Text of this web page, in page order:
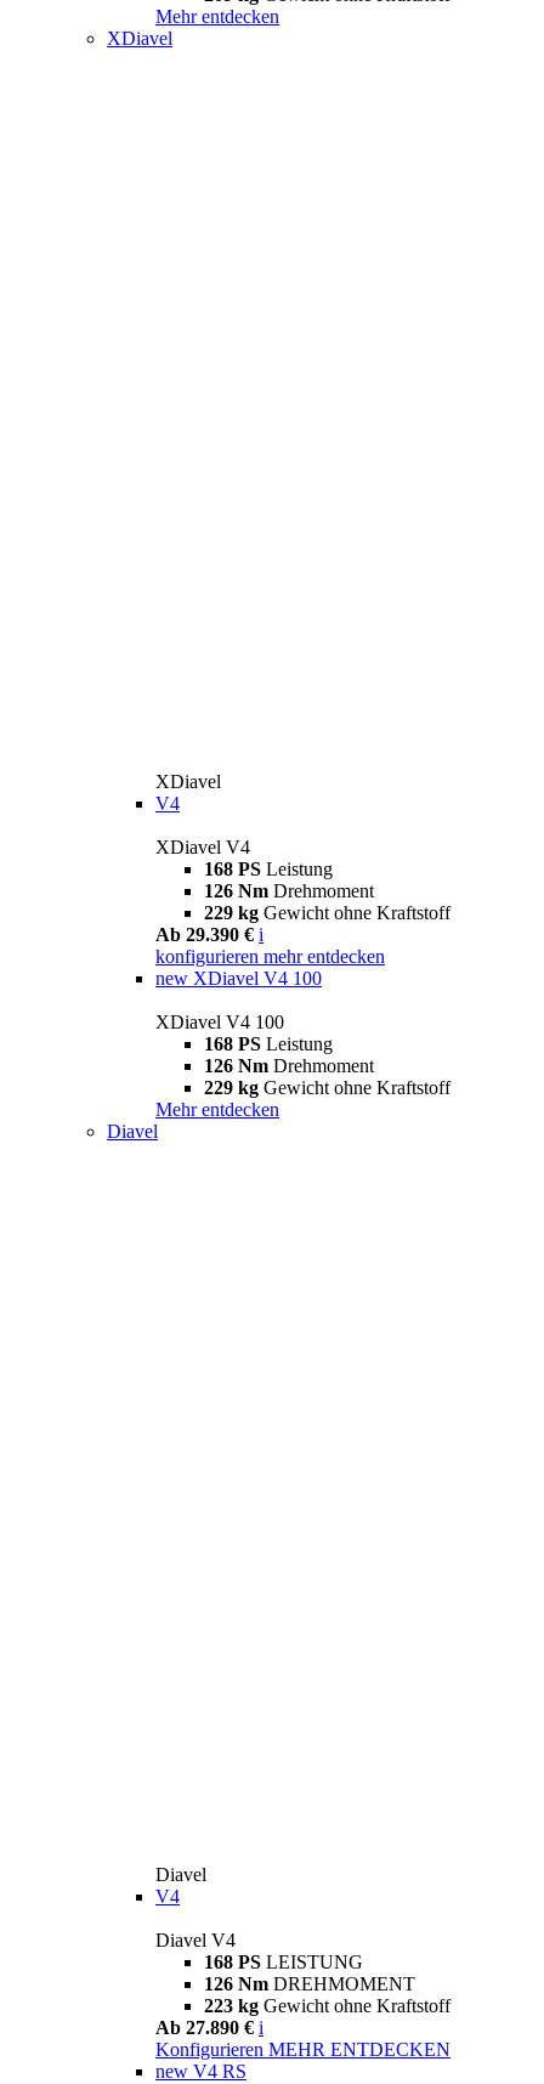
Mehr entdecken
XDiavel
XDiavel
V4
XDiavel V4
168 PS Leistung
126 Nm Drehmoment
229 kg Gewicht ohne Kraftstoff
Ab 29.390 € i
konfigurieren mehr entdecken
new XDiavel V4 100
XDiavel V4 100
168 PS Leistung
126 Nm Drehmoment
229 kg Gewicht ohne Kraftstoff
Mehr entdecken
Diavel
Diavel
V4
Diavel V4
168 PS LEISTUNG
126 Nm DREHMOMENT
223 kg Gewicht ohne Kraftstoff
Ab 27.890 € i
Konfigurieren MEHR ENTDECKEN
new V4 RS